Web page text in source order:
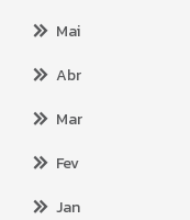
Mai
Abr
Mar
Fev
Jan